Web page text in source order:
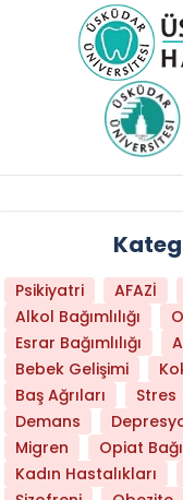
Daha Az
Psikiyatri AFAZİ
Alkol Bağımlılığı
Esrar Bağımlılığı
Bebek Gelişimi
Baş Ağrıları
Stres
Demans
Migren
Opiat
Kadın Hastalıkları